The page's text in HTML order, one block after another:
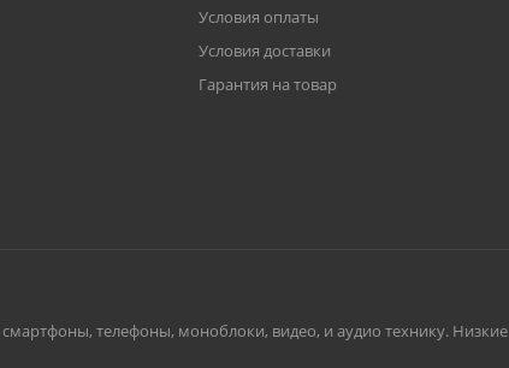
Условия оплаты
Условия доставки
Гарантия на товар
телефоны, моноблоки, видео, и аудио технику.